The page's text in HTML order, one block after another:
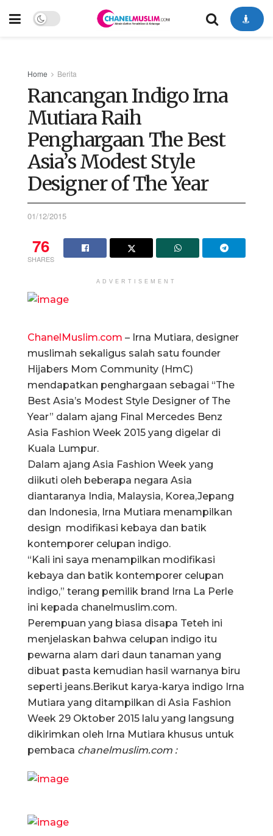
Home Berita
Rancangan Indigo Irna
Mutiara Raih
Penghargaan The Best
Asia’s Modest Style
Designer of The Year
01/12/2015
76
SHARES
ADVERTISEMENT
ChanelMuslim.com – Irna Mutiara, designer
muslimah sekaligus salah satu founder
Hijabers Mom Community (HmC)
mendapatkan penghargaan sebagai “The
Best Asia’s Modest Style Designer of The
Year” dalam ajang Final Mercedes Benz
Asia Fashion Week 2015 yang digelar di
Kuala Lumpur.
Dalam ajang Asia Fashion Week yang
diikuti oleh beberapa negara Asia
diantaranya India, Malaysia, Korea,Jepang
dan Indonesia, Irna Mutiara menampilkan
design modifikasi kebaya dan batik
kontemporer celupan indigo.
“Kali ini saya menampilkan modifikasi
kebaya dan batik kontemporer celupan
indigo,” terang pemilik brand Irna La Perle
ini kepada chanelmuslim.com.
Perempuan yang biasa disapa Teteh ini
menjelaskan bahwa celupan indigo itu
pewarna alam dari daun tanaman yang
dibuat pasta kemudian hasil warnanya biru
seperti jeans.Berikut karya-karya indigo Irna
Mutiara yang ditampilkan di Asia Fashion
Week 29 Oktober 2015 lalu yang langsung
dikirimkan oleh Irna Mutiara khusus untuk
pembaca chanelmuslim.com :